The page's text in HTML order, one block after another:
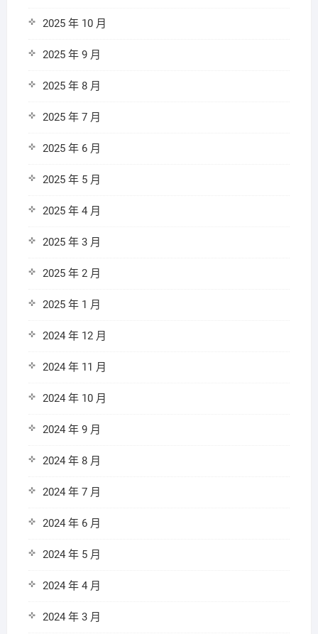
2025 年 10 月
2025 年 9 月
2025 年 8 月
2025 年 7 月
2025 年 6 月
2025 年 5 月
2025 年 4 月
2025 年 3 月
2025 年 2 月
2025 年 1 月
2024 年 12 月
2024 年 11 月
2024 年 10 月
2024 年 9 月
2024 年 8 月
2024 年 7 月
2024 年 6 月
2024 年 5 月
2024 年 4 月
2024 年 3 月